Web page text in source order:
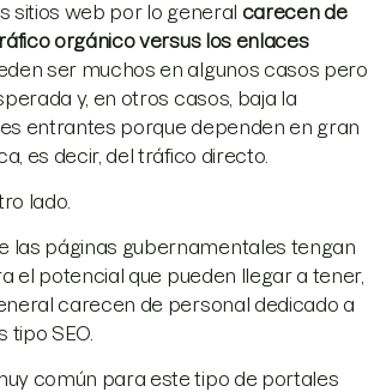
sitios web por lo general carecen de
orgánico versus los enlaces
ser muchos en algunos casos pero
y, en otros casos, baja la
entrantes porque dependen en gran
es decir, del tráfico directo.
lado.
las páginas gubernamentales tengan
el potencial que pueden llegar a tener,
carecen de personal dedicado a
SEO.
común para este tipo de portales